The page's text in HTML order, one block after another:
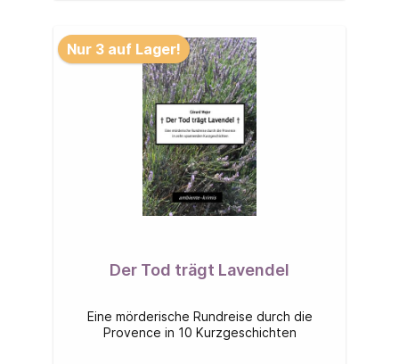
Nur 3 auf Lager!
Der Tod trägt Lavendel
Eine mörderische Rundreise durch die
Provence in 10 Kurzgeschichten